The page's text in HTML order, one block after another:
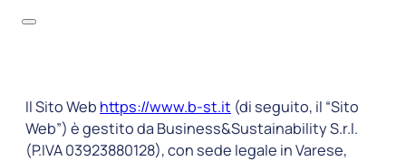
Il Sito Web https://www.b-st.it (di seguito, il “Sito
Web”) è gestito da Business&Sustainability S.r.l.
(P.IVA 03923880128), con sede legale in Varese,